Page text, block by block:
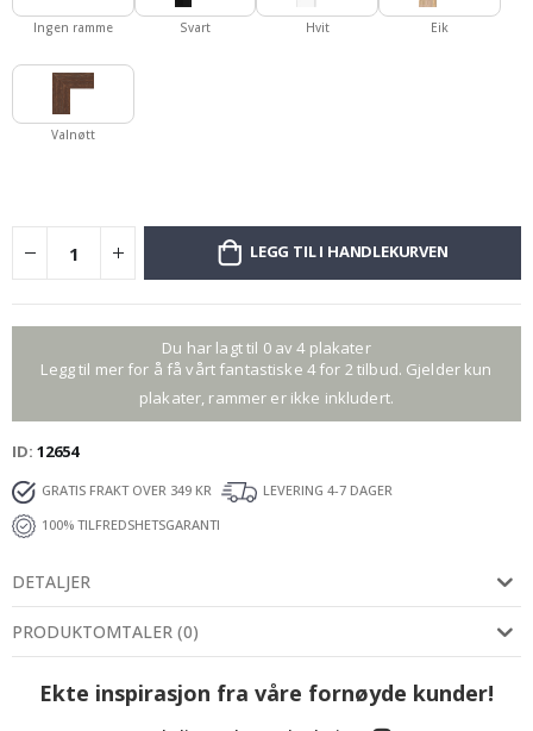
Ingen ramme Svart Hvit Eik
Valnøtt
LEGG TIL I HANDLEKURVEN
Du har lagt til 0 av 4 plakater
Legg til mer for å få vårt fantastiske 4 for 2 tilbud. Gjelder kun
plakater, rammer er ikke inkludert.
ID 12654
GRATIS FRAKT OVER 349 KR
LEVERING 4-7 DAGER
100% TILFREDSHETSGARANTI
DETALJER
PRODUKTOMTALER (0)
Ekte inspirasjon fra våre fornøyde kunder!